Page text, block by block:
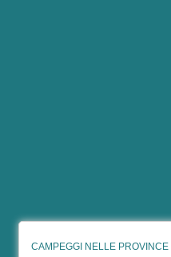
CAMPEGGI NELLE PROVINCE